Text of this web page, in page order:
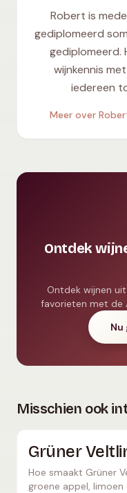
Robert is
gediplomeerd
gediplomeerd.
wijnkennis
iedereen
Meer over
Ontdek
Ontdek wijnen
favorieten met de
Misschien ook
Grüner
Hoe smaakt Grüner
groene appel,